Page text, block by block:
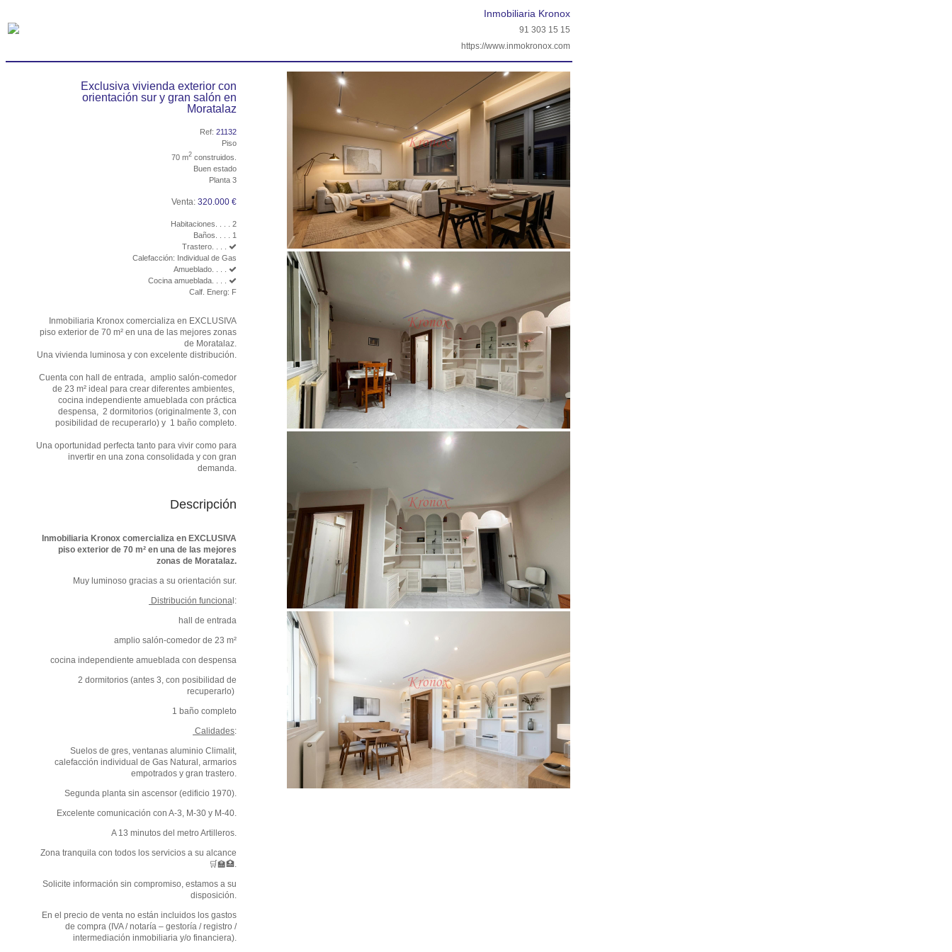
Inmobiliaria Kronox
91 303 15 15
https://www.inmokronox.com
Exclusiva vivienda exterior con
orientación sur y gran salón en
Moratalaz
Ref: 21132
Piso
70 m2 construidos.
Buen estado
Planta 3
Venta: 320.000 €
Habitaciones. . . . 2
Baños. . . . 1
Trastero. . . .
Calefacción: Individual de Gas
Amueblado. . . .
Cocina amueblada. . . .
Calf. Energ: F
Inmobiliaria Kronox comercializa en EXCLUSIVA
piso exterior de 70 m² en una de las mejores zonas
de Moratalaz.
Una vivienda luminosa y con excelente distribución.
Cuenta con hall de entrada, amplio salón-comedor
de 23 m² ideal para crear diferentes ambientes,
cocina independiente amueblada con práctica
despensa, 2 dormitorios (originalmente 3, con
posibilidad de recuperarlo) y 1 baño completo.
Una oportunidad perfecta tanto para vivir como para
invertir en una zona consolidada y con gran
demanda.
Descripción
Inmobiliaria Kronox comercializa en EXCLUSIVA
piso exterior de 70 m² en una de las mejores
zonas de Moratalaz.
Muy luminoso gracias a su orientación sur.
Distribución funcional:
hall de entrada
amplio salón-comedor de 23 m²
cocina independiente amueblada con despensa
2 dormitorios (antes 3, con posibilidad de
recuperarlo)
1 baño completo
Calidades:
Suelos de gres, ventanas aluminio Climalit,
calefacción individual de Gas Natural, armarios
empotrados y gran trastero.
Segunda planta sin ascensor (edificio 1970).
Excelente comunicación con A-3, M-30 y M-40.
A 13 minutos del metro Artilleros.
Zona tranquila con todos los servicios a su alcance
🛒🏫🏥.
Solicite información sin compromiso, estamos a su
disposición.
En el precio de venta no están incluidos los gastos
de compra (IVA / notaría – gestoría / registro /
intermediación inmobiliaria y/o financiera).